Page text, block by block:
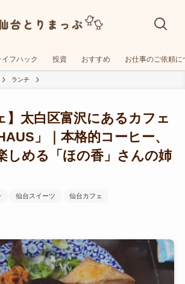
イフハック 投資 おすすめ お仕事のご依頼に
ランチ
】太白区富沢にあるカフェ
」｜本格的コーヒー、
しめる「ほの香」さんの姉
仙台スイーツ 仙台カフェ